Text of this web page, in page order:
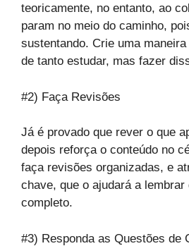
teoricamente, no entanto, ao
param no meio do caminho,
sustentando. Crie uma
de tanto estudar, mas fazer
#2) Faça Revisões
Já é provado que rever o que
depois reforça o conteúdo no
faça revisões organizadas, e
chave, que o ajudará a lembrar
completo.
#3) Responda as Questões de